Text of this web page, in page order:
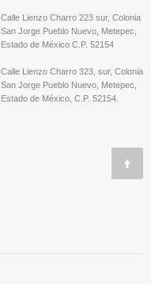
Calle Lienzo Charro 223 sur, Colonia
San Jorge Pueblo Nuevo, Metepec,
Estado de México C.P. 52154
Calle Lienzo Charro 323, sur, Colonia
San Jorge Pueblo Nuevo, Metepec,
Estado de México, C.P. 52154.